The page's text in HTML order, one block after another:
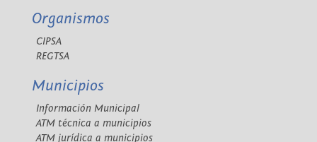
Organismos
CIPSA
REGTSA
Municipios
Información Municipal
ATM técnica a municipios
ATM jurídica a municipios